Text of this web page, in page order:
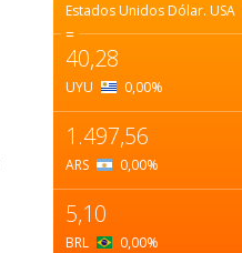
Estados Unidos Dólar. USA
=
40,28
UYU 0,00%
1.497,56
ARS 0,00%
5,10
BRL 0,00%